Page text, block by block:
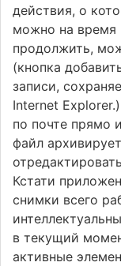
действия, о
можно на время
продолжить,
(кнопка
записи,
Internet
по почте прямо
файл
Кстати
снимки всего
в текущий
активные